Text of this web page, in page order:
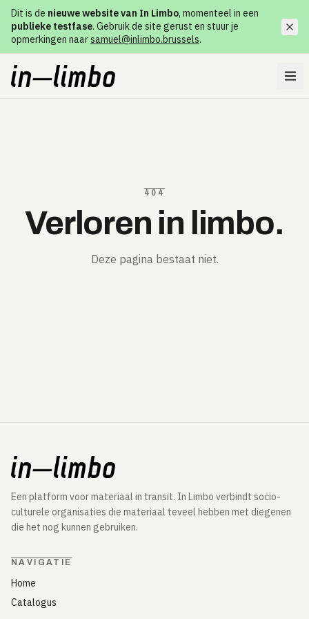
Dit is de nieuwe website van In Limbo, momenteel in een
publieke testfase. Gebruik de site gerust en stuur je
opmerkingen naarsamuel@inlimbo.brussels.
404
Verloren in limbo.
Deze pagina bestaat niet.
Een platform voor materiaal in transit. In Limbo verbindt socio-
culturele organisaties die materiaal teveel hebben met diegenen
die het nog kunnen gebruiken.
NAVIGATIE
Home
Catalogus